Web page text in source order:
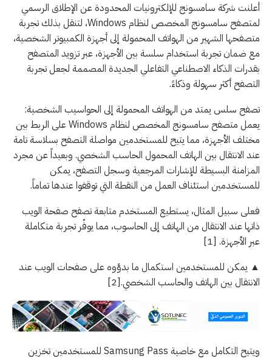
أعلنت شركة سامسونج للإلكترونيات المحدودة عن الإطلاق الرسمي
لمتصفح سامسونج المخصص لنظام Windows، لتنقل بذلك تجربة
متصفحها الشهير من الهواتف المحمولة إلى أجهزة الكمبيوتر الشخصية،
مع ضمان تجربة استخدام سلسة بين الأجهزة، عبر تزويد المتصفح
بقدرات الذكاء الاصطناعي التفاعلي الجديدة المصممة لجعل تجربة
التصفح أكثر سهولة وذكاءً.
تصفح سلس يمتد من الهواتف المحمولة إلى الحواسيب الشخصية:
يعمل متصفح سامسونج المخصص لنظام Windows على الربط بين
مختلف الأجهزة، مما يتيح للمستخدمين مواصلة التصفح بسلاسة تامة
عند الانتقال بين الهاتف المحمول الحاسب الشخصي. وبعيداً عن مجرد
المزامنة البسيطة للإشارات المرجعية وسجل التصفح، يمكن
للمستخدمين استئناف العمل من النقطة التي توقفوا عندها تماماً.
فعلى سبيل المثال، يستطيع المستخدم متابعة تصفح صفحة الويب
ذاتها عند الانتقال من الهاتف إلى الحاسوب، مما يوفّر تجربة متكاملة
عبر الأجهزة. [1]
▲ يمكن للمستخدمين استكمال ما بدؤوه على صفحات الويب عند
الانتقال بين الهاتف والحاسب الشخصي.[2]
ويتيح التكامل مع خاصية Samsung Pass للمستخدمين تخزين